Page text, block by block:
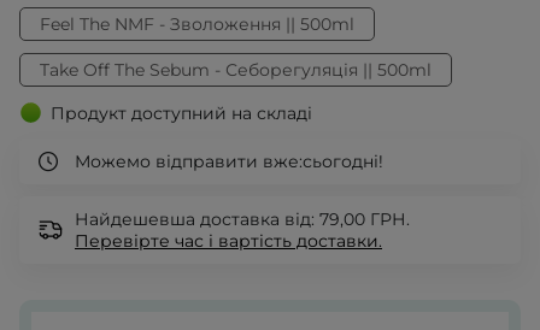
Feel The NMF - Зволоження || 500ml
Take Off The Sebum - Себорегуляція || 500ml
Продукт доступний на складі
Можемо відправити вже:сьогодні!
Найдешевша доставка від: 79,00 ГРН.
Перевірте час і вартість доставки.